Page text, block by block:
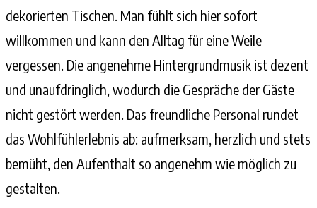
dekorierten Tischen. Man fühlt sich hier sofort
willkommen und kann den Alltag für eine Weile
vergessen. Die angenehme Hintergrundmusik ist dezent
und unaufdringlich, wodurch die Gespräche der Gäste
nicht gestört werden. Das freundliche Personal rundet
das Wohlfühlerlebnis ab: aufmerksam, herzlich und stets
bemüht, den Aufenthalt so angenehm wie möglich zu
gestalten.